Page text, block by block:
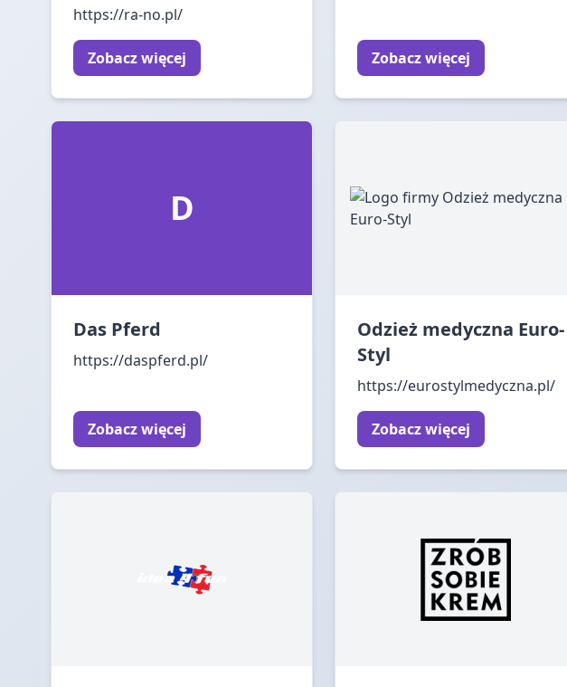
https://ra-no.pl/
Zobacz więcej Zobacz więcej
D
Das Pferd
https://daspferd.pl/
Zobacz więcej
Odzież medyczna Euro-
Styl
https://eurostylmedyczna.pl/
Zobacz więcej